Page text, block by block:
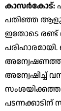
കാസര്‍കോട്:
പതിഞ്ഞ
ഇതോടെ രണ്ട്
അന്വേഷിച്ച്
പടന്നക്കാടിന്